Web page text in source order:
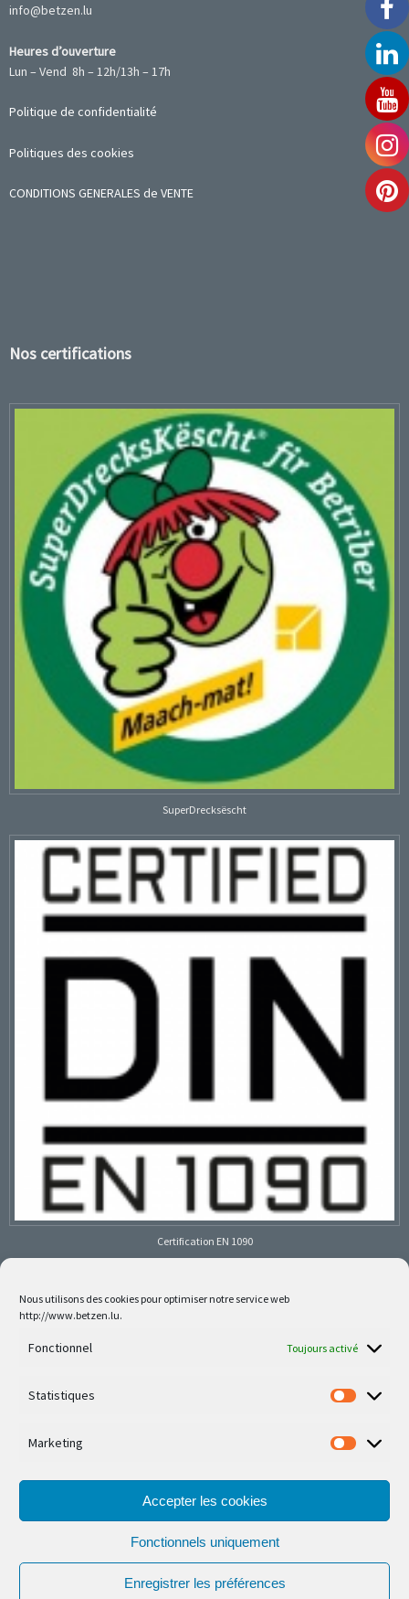
Nous utilisons des cookies pour optimiser notre service web
http://www.betzen.lu.
Fonctionnel Toujours activé
Statistiques
Marketing
Accepter les cookies
Fonctionnels uniquement
Enregistrer les préférences
info@betzen.lu
Heures d’ouverture
Lun – Vend 8h – 12h/13h – 17h
Politique de confidentialité
Politiques des cookies
CONDITIONS GENERALES de VENTE
Nos certifications
SuperDrecksëscht
Certification EN 1090
Follow us on social media